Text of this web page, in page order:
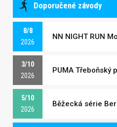
Doporučené závody
8/8
2026
NN NIGHT RUN
3/10
2026
PUMA Třeboňský
5/10
2026
Běžecká série